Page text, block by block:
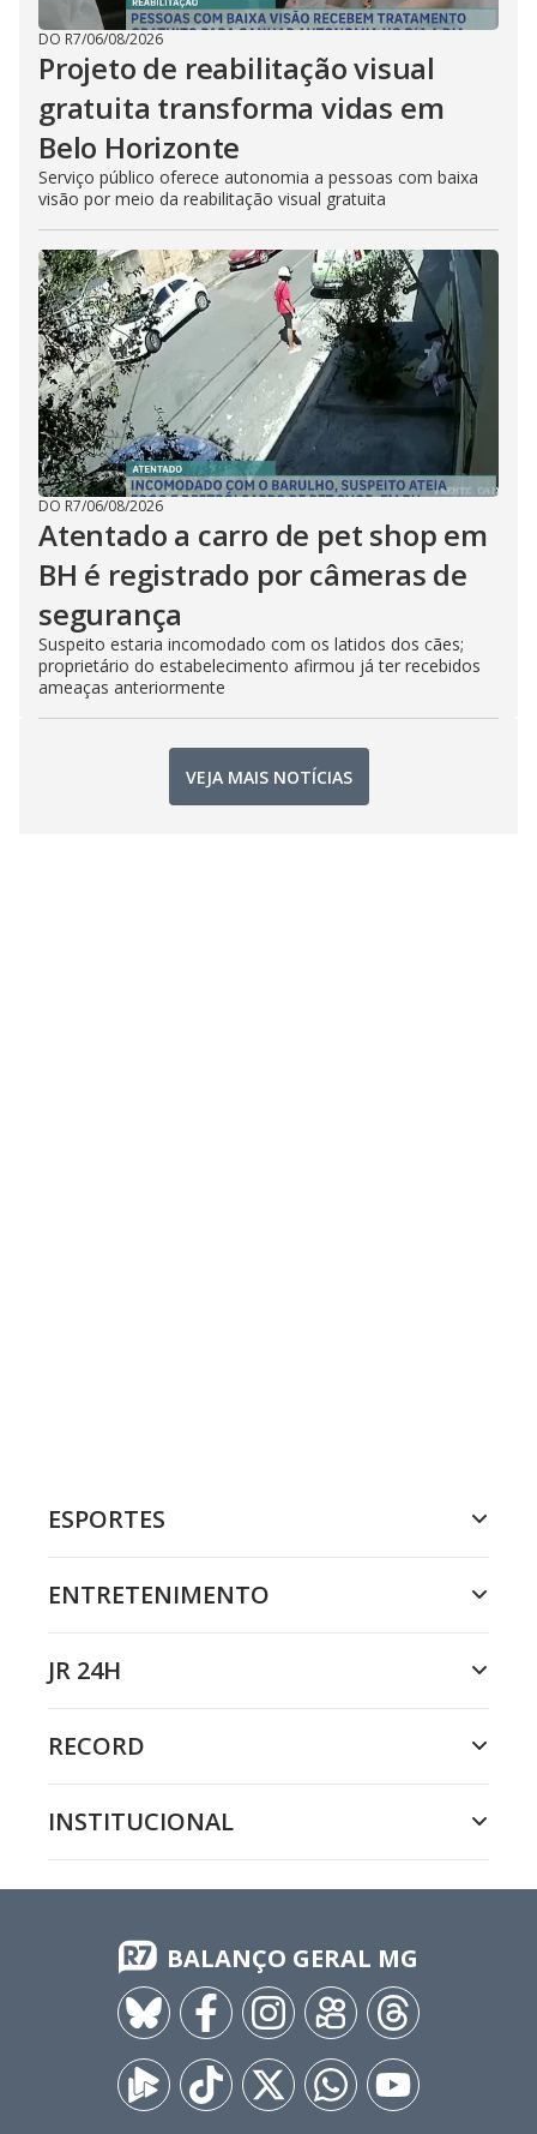
DO R7/06/08/2026
Projeto de reabilitação visual
gratuita transforma vidas em
Belo Horizonte
Serviço público oferece autonomia a pessoas com baixa
visão por meio da reabilitação visual gratuita
DO R7/06/08/2026
Atentado a carro de pet shop em
BH é registrado por câmeras de
segurança
Suspeito estaria incomodado com os latidos dos cães;
proprietário do estabelecimento afirmou já ter recebidos
ameaças anteriormente
VEJA MAIS NOTÍCIAS
ESPORTES
ENTRETENIMENTO
JR 24H
RECORD
INSTITUCIONAL
BALANÇO GERAL MG